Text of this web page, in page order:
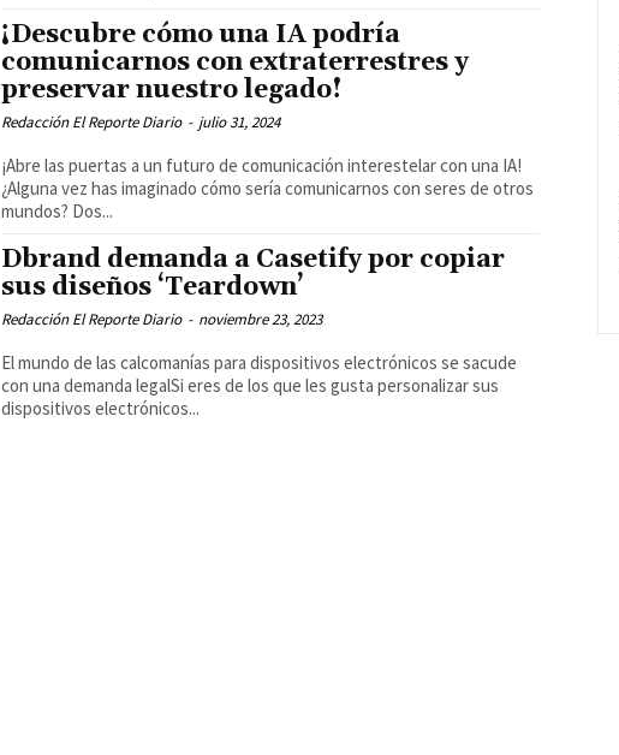
¡Descubre cómo una IA podría
comunicarnos con extraterrestres y
preservar nuestro legado!
Redacción El Reporte Diario - julio 31, 2024
¡Abre las puertas a un futuro de comunicación interestelar con una IA!
¿Alguna vez has imaginado cómo sería comunicarnos con seres de otros
mundos? Dos...
Dbrand demanda a Casetify por copiar
sus diseños ‘Teardown’
Redacción El Reporte Diario - noviembre 23, 2023
El mundo de las calcomanías para dispositivos electrónicos se sacude
con una demanda legalSi eres de los que les gusta personalizar sus
dispositivos electrónicos...